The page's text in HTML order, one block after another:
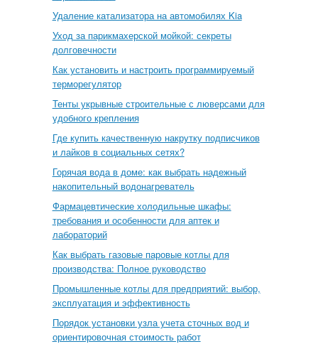
Удаление катализатора на автомобилях Kia
Уход за парикмахерской мойкой: секреты
долговечности
Как установить и настроить программируемый
терморегулятор
Тенты укрывные строительные с люверсами для
удобного крепления
Где купить качественную накрутку подписчиков
и лайков в социальных сетях?
Горячая вода в доме: как выбрать надежный
накопительный водонагреватель
Фармацевтические холодильные шкафы:
требования и особенности для аптек и
лабораторий
Как выбрать газовые паровые котлы для
производства: Полное руководство
Промышленные котлы для предприятий: выбор,
эксплуатация и эффективность
Порядок установки узла учета сточных вод и
ориентировочная стоимость работ